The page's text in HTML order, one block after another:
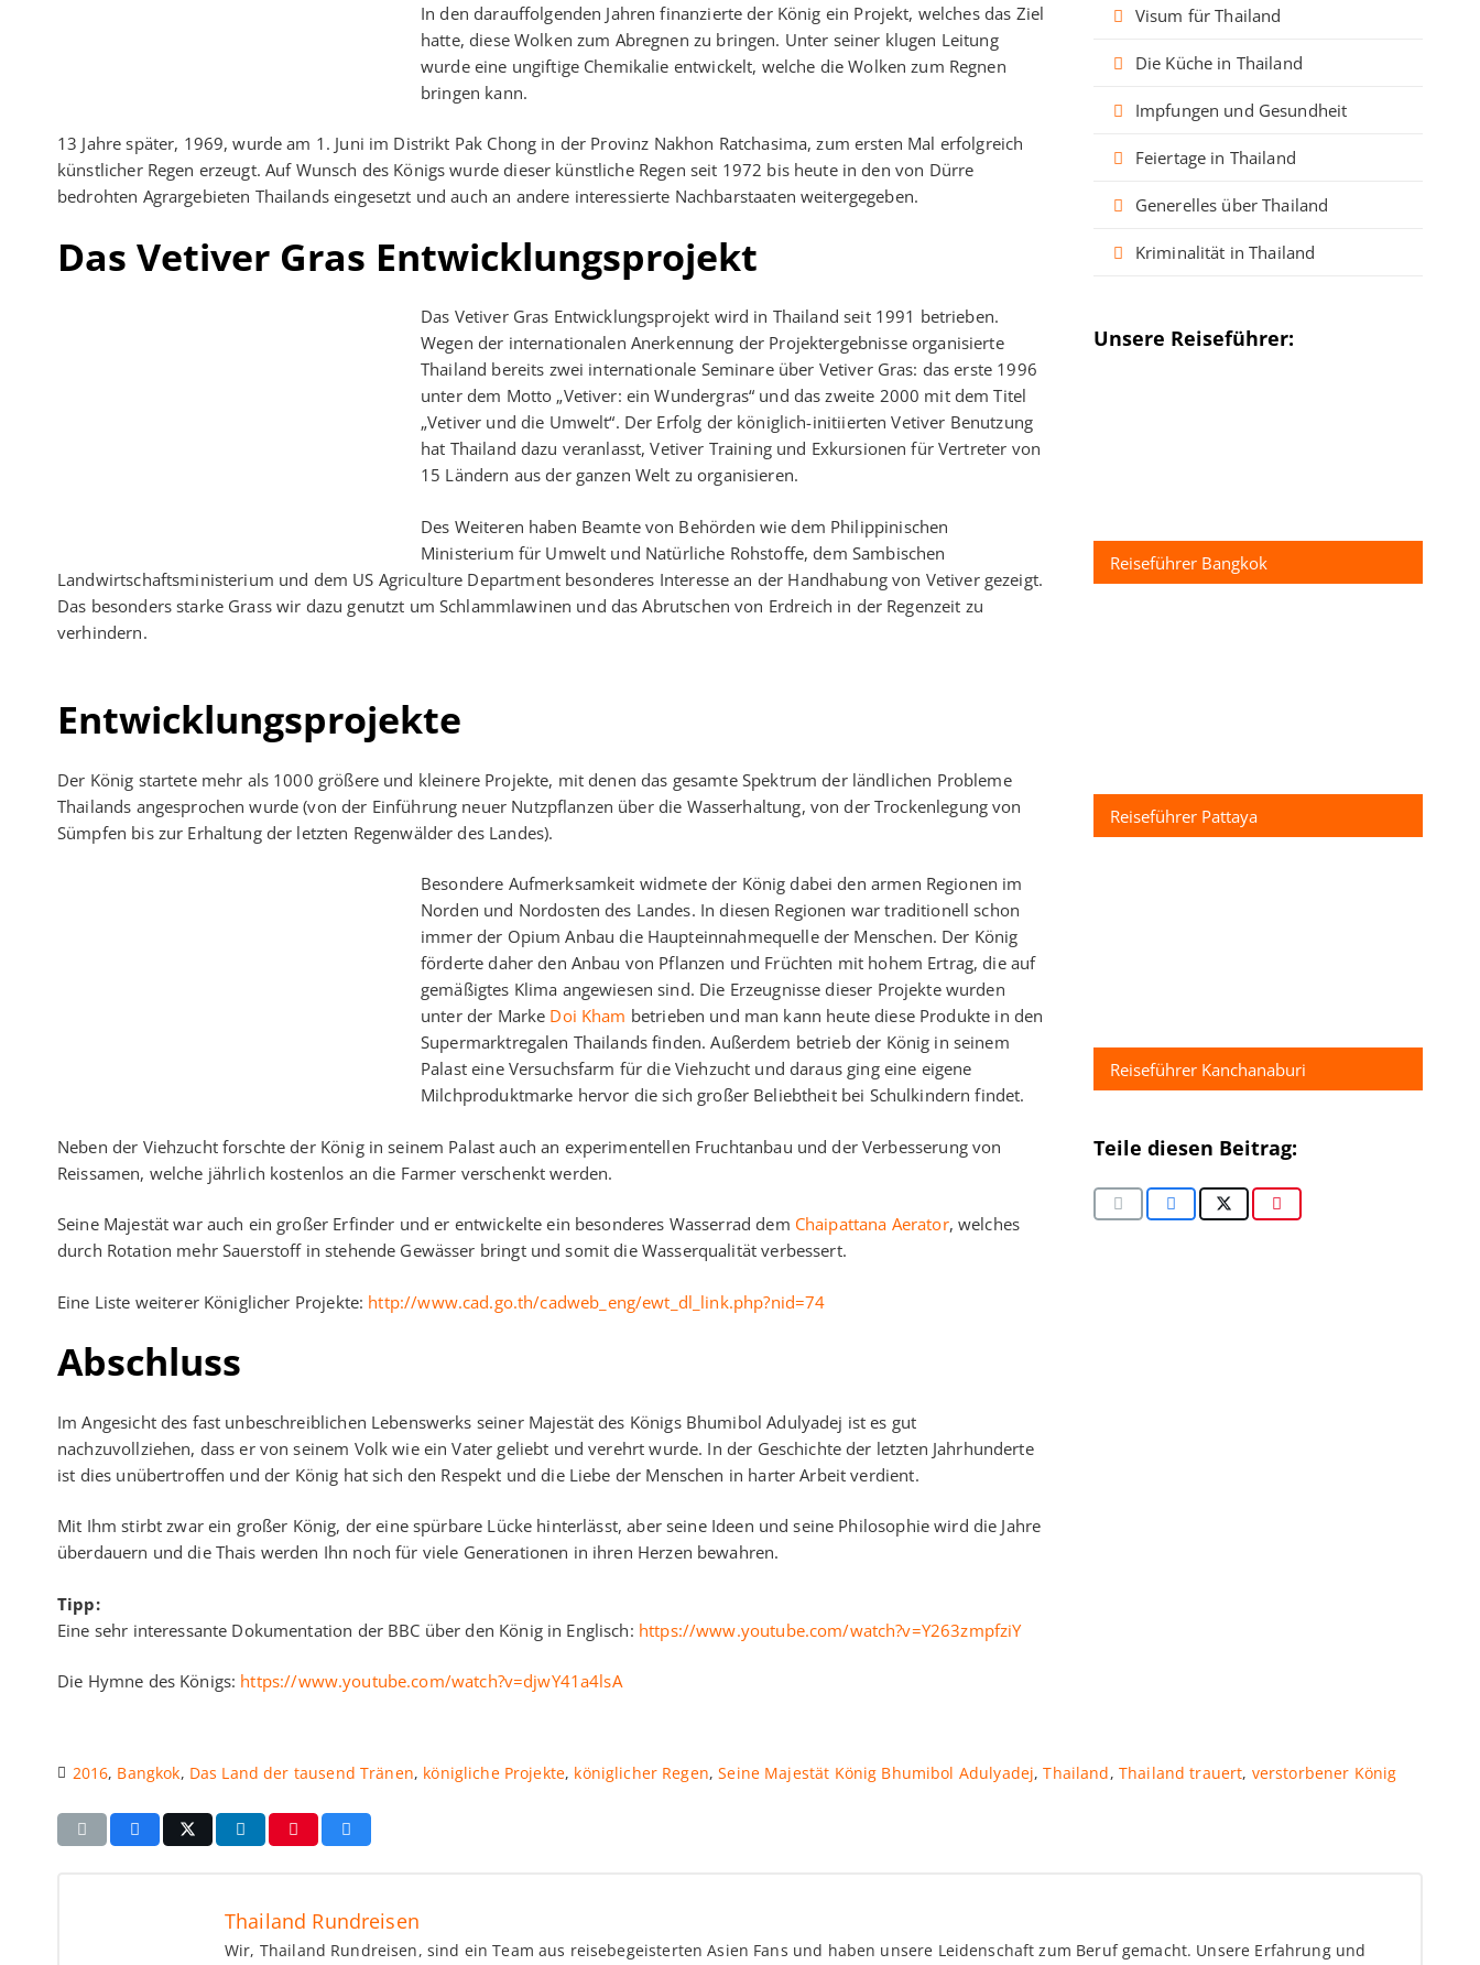
In den darauffolgenden Jahren finanzierte der König ein Projekt, welches das Ziel
hatte, diese Wolken zum Abregnen zu bringen. Unter seiner klugen Leitung
wurde eine ungiftige Chemikalie entwickelt, welche die Wolken zum Regnen
bringen kann.
13 Jahre später, 1969, wurde am 1. Juni im Distrikt Pak Chong in der Provinz Nakhon Ratchasima, zum ersten Mal erfolgreich
künstlicher Regen erzeugt. Auf Wunsch des Königs wurde dieser künstliche Regen seit 1972 bis heute in den von Dürre
bedrohten Agrargebieten Thailands eingesetzt und auch an andere interessierte Nachbarstaaten weitergegeben.
Das Vetiver Gras Entwicklungsprojekt
Das Vetiver Gras Entwicklungsprojekt wird in Thailand seit 1991 betrieben.
Wegen der internationalen Anerkennung der Projektergebnisse organisierte
Thailand bereits zwei internationale Seminare über Vetiver Gras: das erste 1996
unter dem Motto „Vetiver: ein Wundergras“ und das zweite 2000 mit dem Titel
„Vetiver und die Umwelt“. Der Erfolg der königlich-initiierten Vetiver Benutzung
hat Thailand dazu veranlasst, Vetiver Training und Exkursionen für Vertreter von
15 Ländern aus der ganzen Welt zu organisieren.
Des Weiteren haben Beamte von Behörden wie dem Philippinischen
Ministerium für Umwelt und Natürliche Rohstoffe, dem Sambischen
Landwirtschaftsministerium und dem US Agriculture Department besonderes Interesse an der Handhabung von Vetiver gezeigt.
Das besonders starke Grass wir dazu genutzt um Schlammlawinen und das Abrutschen von Erdreich in der Regenzeit zu
verhindern.
Entwicklungsprojekte
Der König startete mehr als 1000 größere und kleinere Projekte, mit denen das gesamte Spektrum der ländlichen Probleme
Thailands angesprochen wurde (von der Einführung neuer Nutzpflanzen über die Wasserhaltung, von der Trockenlegung von
Sümpfen bis zur Erhaltung der letzten Regenwälder des Landes).
Besondere Aufmerksamkeit widmete der König dabei den armen Regionen im
Norden und Nordosten des Landes. In diesen Regionen war traditionell schon
immer der Opium Anbau die Haupteinnahmequelle der Menschen. Der König
förderte daher den Anbau von Pflanzen und Früchten mit hohem Ertrag, die auf
gemäßigtes Klima angewiesen sind. Die Erzeugnisse dieser Projekte wurden
unter der Marke Doi Kham betrieben und man kann heute diese Produkte in den
Supermarktregalen Thailands finden. Außerdem betrieb der König in seinem
Palast eine Versuchsfarm für die Viehzucht und daraus ging eine eigene
Milchproduktmarke hervor die sich großer Beliebtheit bei Schulkindern findet.
Neben der Viehzucht forschte der König in seinem Palast auch an experimentellen Fruchtanbau und der Verbesserung von
Reissamen, welche jährlich kostenlos an die Farmer verschenkt werden.
Seine Majestät war auch ein großer Erfinder und er entwickelte ein besonderes Wasserrad dem Chaipattana Aerator, welches
durch Rotation mehr Sauerstoff in stehende Gewässer bringt und somit die Wasserqualität verbessert.
Eine Liste weiterer Königlicher Projekte: http://www.cad.go.th/cadweb_eng/ewt_dl_link.php?nid=74
Abschluss
Im Angesicht des fast unbeschreiblichen Lebenswerks seiner Majestät des Königs Bhumibol Adulyadej ist es gut
nachzuvollziehen, dass er von seinem Volk wie ein Vater geliebt und verehrt wurde. In der Geschichte der letzten Jahrhunderte
ist dies unübertroffen und der König hat sich den Respekt und die Liebe der Menschen in harter Arbeit verdient.
Mit Ihm stirbt zwar ein großer König, der eine spürbare Lücke hinterlässt, aber seine Ideen und seine Philosophie wird die Jahre
überdauern und die Thais werden Ihn noch für viele Generationen in ihren Herzen bewahren.
Tipp:
Eine sehr interessante Dokumentation der BBC über den König in Englisch: https://www.youtube.com/watch?v=Y263zmpfziY
Die Hymne des Königs: https://www.youtube.com/watch?v=djwY41a4lsA
Visum für Thailand
Die Küche in Thailand
Impfungen und Gesundheit
Feiertage in Thailand
Generelles über Thailand
Kriminalität in Thailand
Unsere Reiseführer:
Reiseführer Bangkok
Reiseführer Pattaya
Reiseführer Kanchanaburi
Teile diesen Beitrag:
2016, Bangkok, Das Land der tausend Tränen, königliche Projekte, königlicher Regen,Seine Majestät König Bhumibol Adulyadej,Thailand, Thailand trauert, verstorbener König
Thailand Rundreisen
Wir, Thailand Rundreisen, sind ein Team aus reisebegeisterten Asien Fans und haben unsere Leidenschaft zum Beruf gemacht. Unsere Erfahrung und